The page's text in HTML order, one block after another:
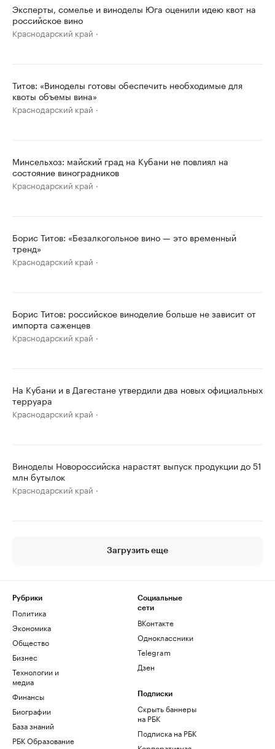
Эксперты, сомелье и виноделы Юга оценили идею квот на
российское вино
Краснодарский край
Титов: «Виноделы готовы обеспечить необходимые для
квоты объемы вина»
Краснодарский край
Минсельхоз: майский град на Кубани не повлиял на
состояние виноградников
Краснодарский край
Борис Титов: «Безалкогольное вино — это временный
тренд»
Краснодарский край
Борис Титов: российское виноделие больше не зависит от
импорта саженцев
Краснодарский край
На Кубани и в Дагестане утвердили два новых официальных
терруара
Краснодарский край
Виноделы Новороссийска нарастят выпуск продукции до 51
млн бутылок
Краснодарский край
Загрузить еще
Рубрики
Политика
Экономика
Общество
Бизнес
Технологии и
медиа
Финансы
Биографии
База знаний
РБК Образование
Социальные
сети
ВКонтакте
Одноклассники
Telegram
Дзен
Подписки
Скрыть баннеры
на РБК
Подписка на РБК